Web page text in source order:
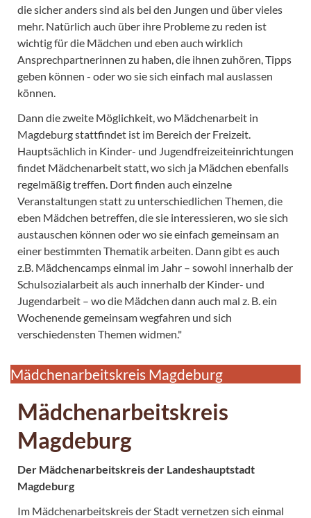
die sicher anders sind als bei den Jungen und über vieles
mehr. Natürlich auch über ihre Probleme zu reden ist
wichtig für die Mädchen und eben auch wirklich
Ansprechpartnerinnen zu haben, die ihnen zuhören, Tipps
geben können - oder wo sie sich einfach mal auslassen
können.
Dann die zweite Möglichkeit, wo Mädchenarbeit in
Magdeburg stattfindet ist im Bereich der Freizeit.
Hauptsächlich in Kinder- und Jugendfreizeiteinrichtungen
findet Mädchenarbeit statt, wo sich ja Mädchen ebenfalls
regelmäßig treffen. Dort finden auch einzelne
Veranstaltungen statt zu unterschiedlichen Themen, die
eben Mädchen betreffen, die sie interessieren, wo sie sich
austauschen können oder wo sie einfach gemeinsam an
einer bestimmten Thematik arbeiten. Dann gibt es auch
z.B. Mädchencamps einmal im Jahr – sowohl innerhalb der
Schulsozialarbeit als auch innerhalb der Kinder- und
Jugendarbeit – wo die Mädchen dann auch mal z. B. ein
Wochenende gemeinsam wegfahren und sich
verschiedensten Themen widmen."
Mädchenarbeitskreis Magdeburg
Mädchenarbeitskreis
Magdeburg
Der Mädchenarbeitskreis der Landeshauptstadt
Magdeburg
Im Mädchenarbeitskreis der Stadt vernetzen sich einmal